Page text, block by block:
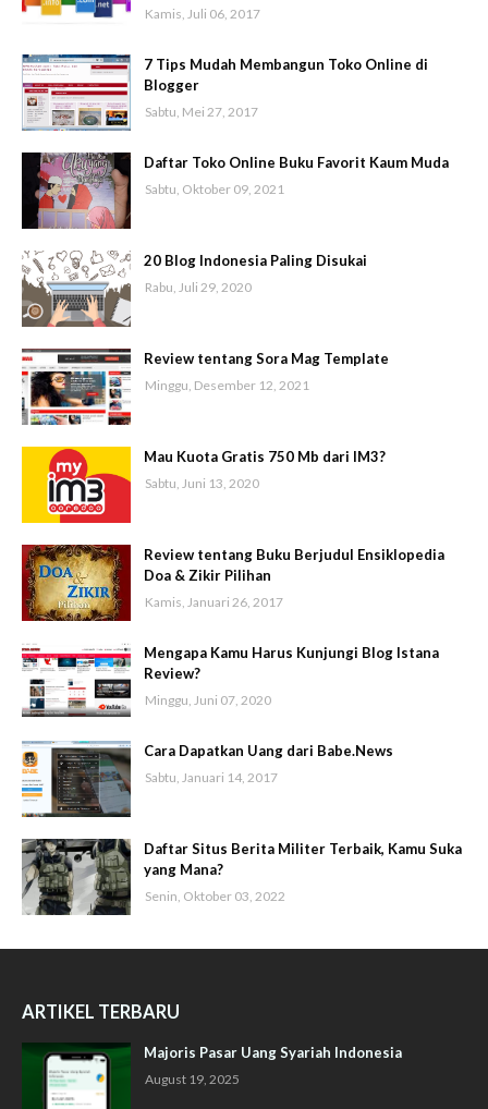
Kamis, Juli 06, 2017
7 Tips Mudah Membangun Toko Online di
Blogger
Sabtu, Mei 27, 2017
Daftar Toko Online Buku Favorit Kaum Muda
Sabtu, Oktober 09, 2021
20 Blog Indonesia Paling Disukai
Rabu, Juli 29, 2020
Review tentang Sora Mag Template
Minggu, Desember 12, 2021
Mau Kuota Gratis 750 Mb dari IM3?
Sabtu, Juni 13, 2020
Review tentang Buku Berjudul Ensiklopedia
Doa & Zikir Pilihan
Kamis, Januari 26, 2017
Mengapa Kamu Harus Kunjungi Blog Istana
Review?
Minggu, Juni 07, 2020
Cara Dapatkan Uang dari Babe.News
Sabtu, Januari 14, 2017
Daftar Situs Berita Militer Terbaik, Kamu Suka
yang Mana?
Senin, Oktober 03, 2022
ARTIKEL TERBARU
Majoris Pasar Uang Syariah Indonesia
August 19, 2025